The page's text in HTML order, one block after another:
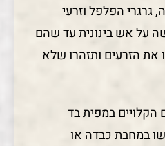
גרגרי הפלפל וזרעי
על אש בינונית עד שהם
את הזרעים ותזהרו שלא
הקלויים במפית בד
במחבת כבדה או